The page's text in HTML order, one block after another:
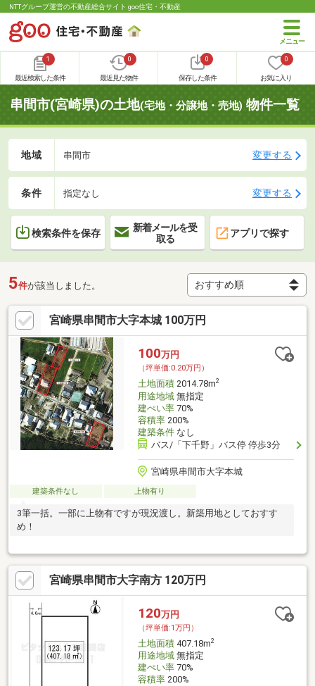
NTTグループ運営の不動産総合サイト goo住宅・不動産
1
最近検索した条件
0
最近見た物件
0
保存した条件
0
お気に入り
串間市(宮崎県)の土地(宅地・分譲地・売地) 物件一覧
地域 串間市 変更する
条件 指定なし 変更する
検索条件を保存
新着メールを受
取る
アプリで探す
5件が該当しました。
宮崎県串間市大字本城 100万円
100万円
（坪単価:0.20万円）
土地面積2014.78m2
用途地域無指定
建ぺい率70%
容積率200%
建築条件なし
バス/「下千野」バス停 停歩3分
宮崎県串間市大字本城
建築条件なし 上物有り
3筆一括。一部に上物有ですが現況渡し。新築用地としておすす
め！
宮崎県串間市大字南方 120万円
120万円
（坪単価:1万円）
土地面積407.18m2
用途地域無指定
建ぺい率70%
容積率200%